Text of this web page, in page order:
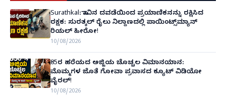
Surathkal: ಸಾವಿನ ದವಡೆಯಿಂದ ಪ್ರಯಾಣಿಕನನ್ನು ರಕ್ಷಿಸಿದ
ರಕ್ಷಕ: ಸುರತ್ಕಲ್ ರೈಲು ನಿಲ್ದಾಣದಲ್ಲಿ ಪಾಯಿಂಟ್ಸ್‌ಮ್ಯಾನ್
ರಿಯಲ್ ಹೀರೋ!
10/08/2026
85ರ ಹರೆಯದ ಅಜ್ಜಿಯ ಚೊಚ್ಚಲ ವಿಮಾನಯಾನ:
ಮೊಮ್ಮಗಳ ಜೊತೆ ಗೋವಾ ಪ್ರವಾಸದ ಕ್ಯೂಟ್ ವಿಡಿಯೋ
ವೈರಲ್!
10/08/2026